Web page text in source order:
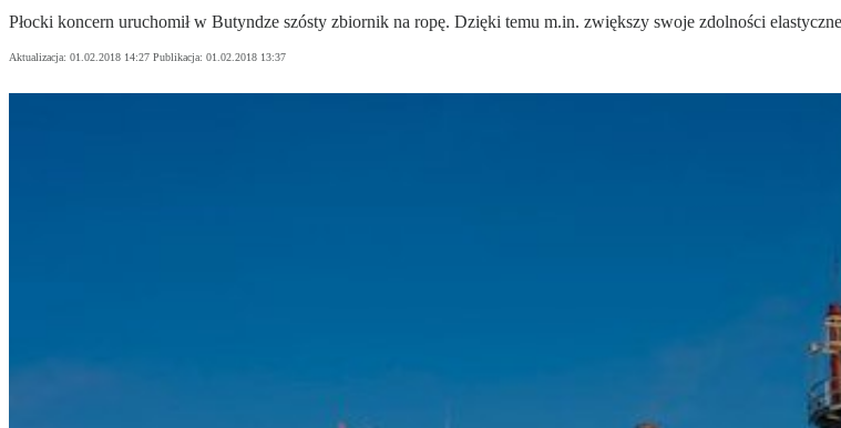
Płocki koncern uruchomił w Butyndze szósty zbiornik na ropę. Dzięki temu m.in. zwiększy swoje zdolności
Aktualizacja: 01.02.2018 14:27 Publikacja: 01.02.2018 13:37